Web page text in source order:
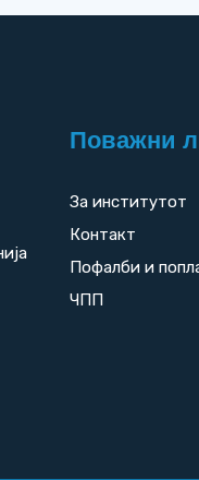
Поважни
За институтот
Контакт
Пофалби и
ЧПП